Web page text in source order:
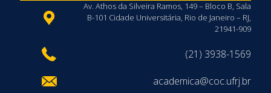
Av. Athos da Silveira Ramos, 149 – Bloco B, Sala
B-101 Cidade Universitária, Rio de Janeiro – RJ,
21941-909
(21) 3938-1569
academica@coc.ufrj.br